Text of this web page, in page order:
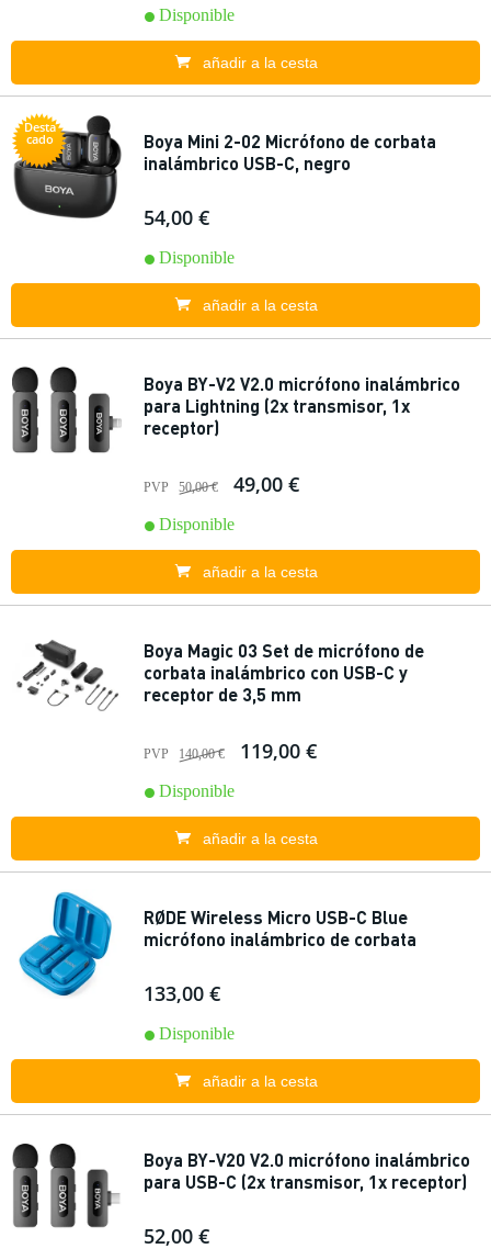
Disponible
añadir a la cesta
Desta
cado
Boya Mini 2-02 Micrófono de corbata
inalámbrico USB-C, negro
54,00 €
Disponible
añadir a la cesta
Boya BY-V2 V2.0 micrófono inalámbrico
para Lightning (2x transmisor, 1x
receptor)
PVP 50,00 € 49,00 €
Disponible
añadir a la cesta
Boya Magic 03 Set de micrófono de
corbata inalámbrico con USB-C y
receptor de 3,5 mm
PVP 140,00 € 119,00 €
Disponible
añadir a la cesta
RØDE Wireless Micro USB-C Blue
micrófono inalámbrico de corbata
133,00 €
Disponible
añadir a la cesta
Boya BY-V20 V2.0 micrófono inalámbrico
para USB-C (2x transmisor, 1x receptor)
52,00 €